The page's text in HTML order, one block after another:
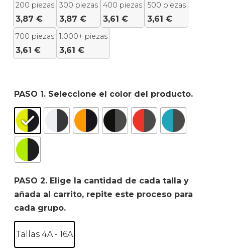
200 piezas
3,87 €
300 piezas
3,87 €
400 piezas
3,61 €
500 piezas
3,61 €
700 piezas
3,61 €
1.000+ piezas
3,61 €
PASO 1. Seleccione el color del producto.
PASO 2. Elige la cantidad de cada talla y
añada al carrito, repite este proceso para
cada grupo.
Tallas 4A - 16A